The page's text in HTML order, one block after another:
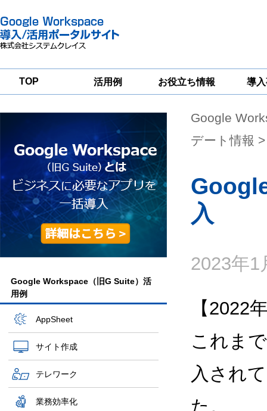
TOP 活用例 お役立ち情報
一
導
グループウェア
移行支援
Google
Workspace
セキュリティ
対策サービス
Google Workspace（旧G Suite）活
用例
AppSheet
サイト作成
テレワーク
業務効率化
Google
デート情報
入
2023年1
【2022
これま
入され
た。